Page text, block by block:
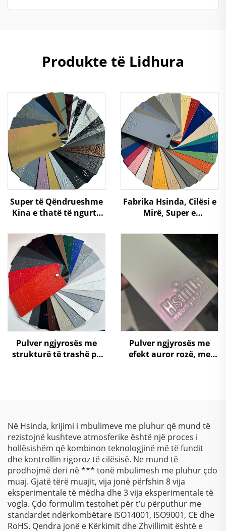
Produkte të Lidhura
Super të Qëndrueshme
Kina e thatë të ngurtë
Fabrikantë me çmime
të ulëta për
Distribuitorë Shitës
Fabrika Hsinda, Cilësi e
Mirë, Super e
Elektrostatike, Pulmon i
Spruajt me Ngjyra të
Ndryshme në Stok
Pulver ngjyrosës me
strukturë të trashë pa
Pulver ngjyrosës me
efekt auror rozë, me
Në Hsinda, krijimi i mbulimeve me pluhur që mund të
rezistojnë kushteve atmosferike është një proces i
hollësishëm që kombinon teknologjinë më të fundit
dhe kontrollin rigoroz të cilësisë. Ne mund të
prodhojmë deri në *** tonë mbulimesh me pluhur çdo
muaj. Gjatë tërë muajit, vija jonë përfshin 8 vija
eksperimentale të mëdha dhe 3 vija eksperimentale të
vogla. Çdo formulim testohet për t’u përputhur me
standardet ndërkombëtare ISO14001, ISO9001, CE dhe
RoHS. Qendra jonë e Kërkimit dhe Zhvillimit është e